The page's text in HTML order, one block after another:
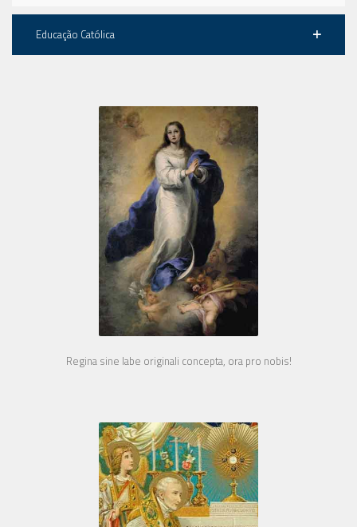
Educação Católica
Regina sine labe originali concepta, ora pro nobis!